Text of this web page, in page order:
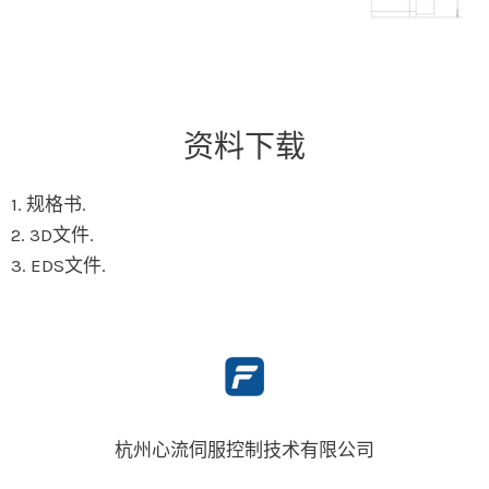
资料下载
1. 规格书.
2. 3D文件.
3. EDS文件.
杭州心流伺服控制技术有限公司